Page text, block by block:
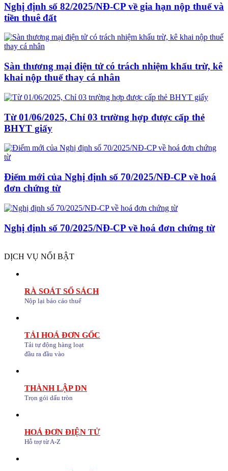
Nghị định số 82/2025/NĐ-CP về gia hạn nộp thuế và
tiền thuê đất
Sàn thương mại điện tử có trách nhiệm khấu trừ, kê
khai nộp thuế thay cá nhân
Từ 01/06/2025, Chỉ 03 trường hợp được cấp thẻ
BHYT giấy
Điểm mới của Nghị định số 70/2025/NĐ-CP về hoá
đơn chứng từ
Nghị định số 70/2025/NĐ-CP về hoá đơn chứng từ
DỊCH VỤ NỔI BẬT
RÀ SOÁT SỔ SÁCH
Nộp lại báo cáo thuế
TẢI HOÁ ĐƠN GỐC
Tải tự động hàng loạt
đầu ra đầu vào
THÀNH LẬP DN
Trọn gói dấu tròn
HOÁ ĐƠN ĐIỆN TỬ
Hỗ trợ từ A-Z